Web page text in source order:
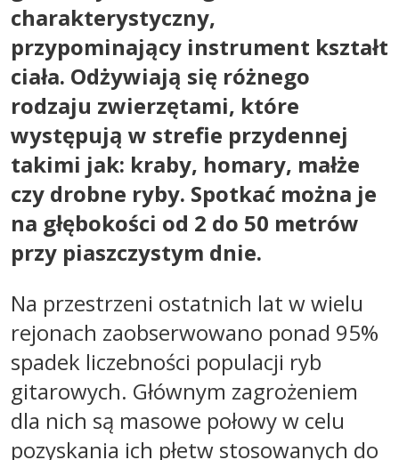
charakterystyczny,
przypominający instrument kształt
ciała. Odżywiają się różnego
rodzaju zwierzętami, które
występują w strefie przydennej
takimi jak: kraby, homary, małże
czy drobne ryby. Spotkać można je
na głębokości od 2 do 50 metrów
przy piaszczystym dnie.
Na przestrzeni ostatnich lat w wielu
rejonach zaobserwowano ponad 95%
spadek liczebności populacji ryb
gitarowych. Głównym zagrożeniem
dla nich są masowe połowy w celu
pozyskania ich płetw stosowanych do